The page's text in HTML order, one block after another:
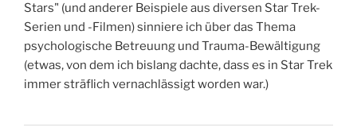
Stars" (und anderer Beispiele aus diversen Star Trek-
Serien und -Filmen) sinniere ich über das Thema
psychologische Betreuung und Trauma-Bewältigung
(etwas, von dem ich bislang dachte, dass es in Star Trek
immer sträflich vernachlässigt worden war.)